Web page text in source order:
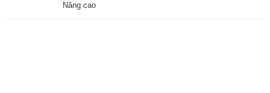
Nâng cao